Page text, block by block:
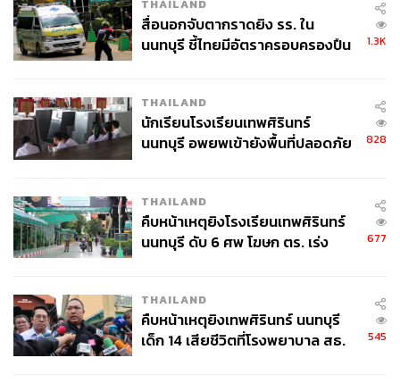
THAILAND
สื่อนอกจับตากราดยิง รร. ใน
นนทบุรี ชี้ไทยมีอัตราครอบครองปืน
1.3K
THAILAND
นักเรียนโรงเรียนเทพศิรินทร์
นนทบุรี อพยพเข้ายังพื้นที่ปลอดภัย
828
THAILAND
คืบหน้าเหตุยิงโรงเรียนเทพศิรินทร์
นนทบุรี ดับ 6 ศพ โฆษก ตร. เร่ง
677
THAILAND
คืบหน้าเหตุยิงเทพศิรินทร์ นนทบุรี
เด็ก 14 เสียชีวิตที่โรงพยาบาล สธ.
545